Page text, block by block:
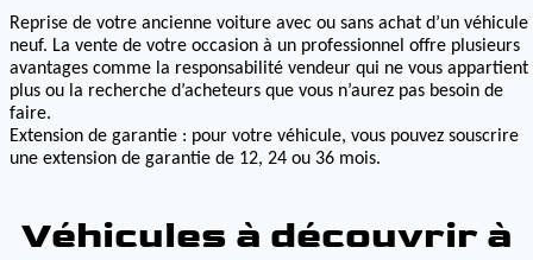
Reprise de votre ancienne voiture avec ou sans achat d’un véhicule
neuf. La vente de votre occasion à un professionnel offre plusieurs
avantages comme la responsabilité vendeur qui ne vous appartient
plus ou la recherche d’acheteurs que vous n’aurez pas besoin de
faire.
Extension de garantie : pour votre véhicule, vous pouvez souscrire
une extension de garantie de 12, 24 ou 36 mois.
Véhicules à découvrir à